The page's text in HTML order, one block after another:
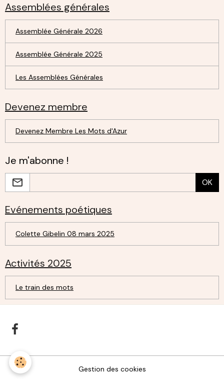
Assemblées générales
Assemblée Générale 2026
Assemblée Générale 2025
Les Assemblées Générales
Devenez membre
Devenez Membre Les Mots d'Azur
Je m'abonne !
OK
Evénements poétiques
Colette Gibelin 08 mars 2025
Activités 2025
Le train des mots
Gestion des cookies